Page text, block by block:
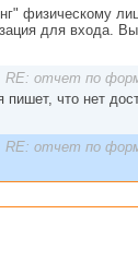
физическому
для входа.
RE: отчет по
что нет
RE: отчет по